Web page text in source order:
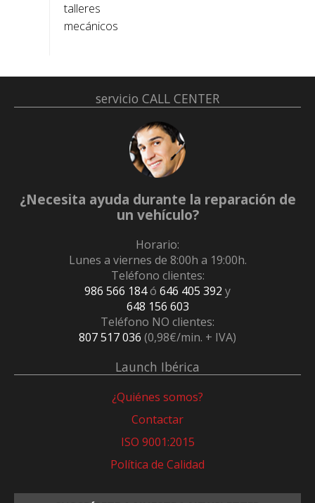
talleres
mecánicos
servicio CALL CENTER
¿Necesita ayuda durante la reparación de
un vehículo?
Horario:
Lunes a viernes de 8:00h a 19:00h.
Teléfono clientes:
986 566 184ó 646 405 392 y
648 156 603
Teléfono NO clientes:
807 517 036 (0,98€/min. + IVA)
Launch Ibérica
¿Quiénes somos?
Contactar
ISO 9001:2015
Política de Calidad